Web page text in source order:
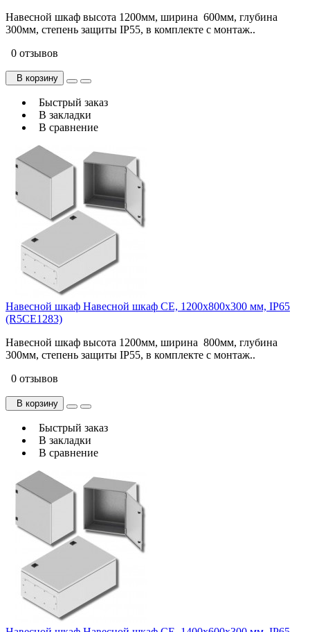
Навесной шкаф высота 1200мм, ширина 600мм, глубина
300мм, степень защиты IP55, в комплекте с монтаж..
0 отзывов
В корзину
Быстрый заказ
В закладки
В сравнение
Навесной шкаф Навесной шкаф CE, 1200x800x300 мм, IP65
(R5CE1283)
Навесной шкаф высота 1200мм, ширина 800мм, глубина
300мм, степень защиты IP55, в комплекте с монтаж..
0 отзывов
В корзину
Быстрый заказ
В закладки
В сравнение